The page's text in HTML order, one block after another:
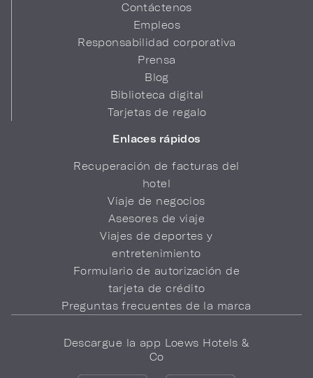
Contáctenos
Empleos
Responsabilidad corporativa
Prensa
Blog
Biblioteca digital
Tarjetas de regalo
Enlaces rápidos
Recuperación de facturas del
hotel
Viaje de negocios
Asesores de viaje
Viajes de deportes y
entretenimiento
Formulario de autorización de
tarjeta de crédito
Preguntas frecuentes de la marca
Descargue la app Loews Hotels &
Co